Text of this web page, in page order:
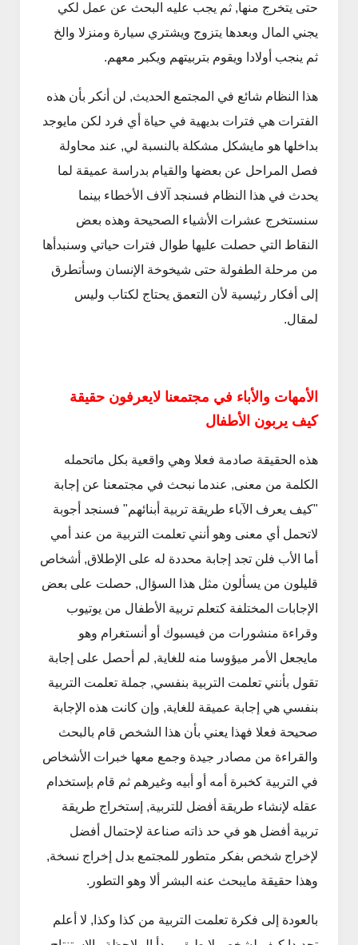
Abdelkadir Basti
Abdelkadir Basti
حتى يتخرج منها, ثم يجب عليه البحث عن عمل لكي
يجني المال وبعدها يتزوج ويشتري سيارة ومنزلا والخ
ثم ينجب أولادا ويقوم بتربيتهم ويكبر معهم.
هذا النظام شائع في المجتمع الحديث, لن أنكر بأن هذه
الفترات هي فترات بديهية في حياة أي فرد لكن مايوجد
بداخلها هو مايشكل مشكلة بالنسبة لي, عند محاولة
فصل المراحل عن بعضها والقيام بدراسة عميقة لما
يحدث في هذا النظام فسنجد آلاف الأخطاء بينما
سنستخرج عشرات الأشياء الصحيحة وهذه بعض
النقاط التي حصلت عليها طوال فترات حياتي وسنبدأها
من مرحلة الطفولة حتى شيخوخة الإنسان وسأتطرق
إلى أفكار رئيسية لأن التعمق يحتاج لكتاب وليس
لمقال.
الأمهات والأباء في مجتمعنا لايعرفون حقيقة
كيف يربون الأطفال
هذه الحقيقة صادمة فعلا وهي واقعية بكل ماتحمله
الكلمة من معنى, عندما نبحث في مجتمعنا عن إجابة
"كيف يعرف الآباء طريقة تربية أبنائهم" فسنجد أجوبة
لاتحمل أي معنى وهو أنني تعلمت التربية من عند أمي
أما الأب فلن تجد إجابة محددة له على الإطلاق, أشخاص
قليلون من يسألون مثل هذا السؤال, حصلت على بعض
الإجابات المختلفة كتعلم تربية الأطفال من يوتيوب
وقراءة منشورات من فيسبوك أو أنستغرام وهو
مايجعل الأمر ميؤوسا منه للغاية, لم أحصل على إجابة
تقول بأنني تعلمت التربية بنفسي, جملة تعلمت التربية
بنفسي هي إجابة عميقة للغاية, وإن كانت هذه الإجابة
صحيحة فعلا فهذا يعني بأن هذا الشخص قام بالبحث
والقراءة من مصادر جيدة وجمع معها خبرات الأشخاص
في التربية كخبرة أمه أو أبيه وغيرهم ثم قام بإستخدام
عقله لإنشاء طريقة أفضل للتربية, إستخراج طريقة
تربية أفضل هو في حد ذاته صناعة لإحتمال أفضل
لإخراج شخص بفكر متطور للمجتمع بدل إخراج نسخة,
وهذا حقيقة مايبحث عنه البشر ألا وهو التطور.
بالعودة إلى فكرة تعلمت التربية من كذا وكذا, لا أعلم